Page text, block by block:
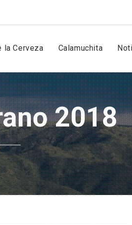
la Cerveza Calamuchita
2018